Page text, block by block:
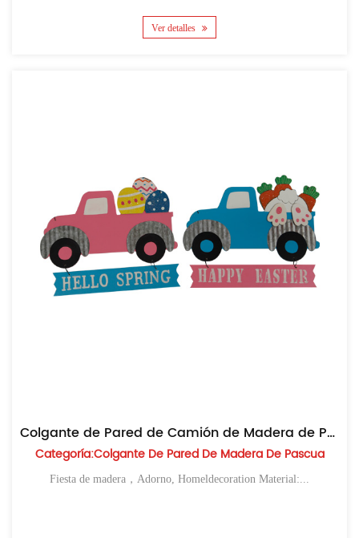
Ver detalles
Colgante de Pared de Camión de Madera de Pascua
Categoría:Colgante De Pared De Madera De Pascua
Fiesta de madera，Adorno, Homeldecoration Material:...